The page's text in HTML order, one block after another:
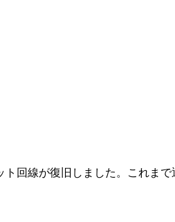
回線が復旧しました。これま